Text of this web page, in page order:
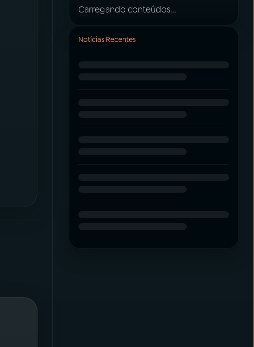
Carregando conteúdos...
Notícias Recentes